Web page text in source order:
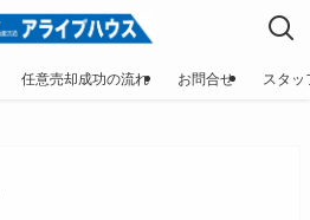
任意売却成功の流れ お問合せ スタ